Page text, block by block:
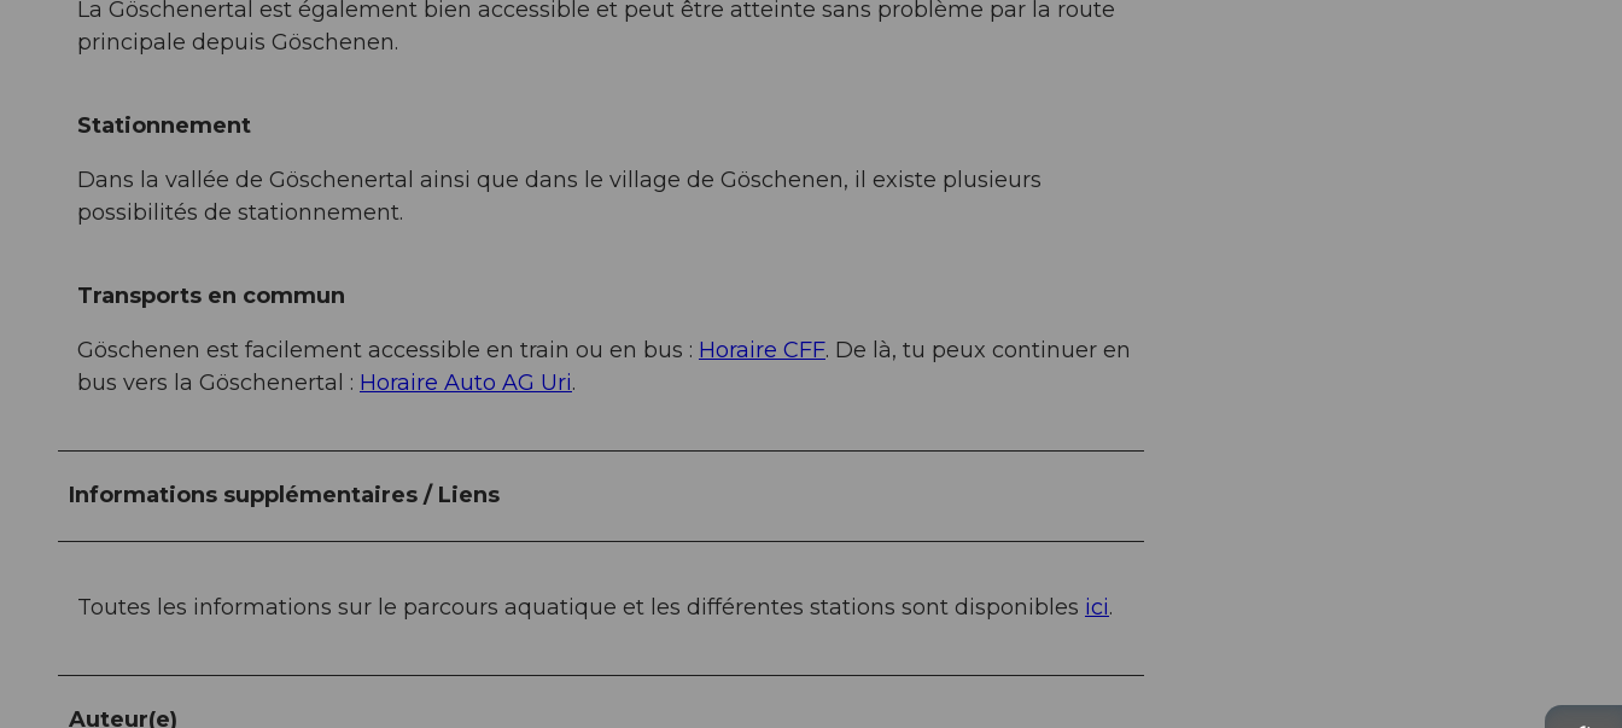
La Göschenertal est également bien accessible et peut être atteinte sans problème par la route
principale depuis Göschenen.
Stationnement
Dans la vallée de Göschenertal ainsi que dans le village de Göschenen, il existe plusieurs
possibilités de stationnement.
Transports en commun
Göschenen est facilement accessible en train ou en bus : Horaire CFF. De là, tu peux continuer en
bus vers la Göschenertal : Horaire Auto AG Uri.
Informations supplémentaires / Liens
Toutes les informations sur le parcours aquatique et les différentes stations sont disponibles ici.
Auteur(e)